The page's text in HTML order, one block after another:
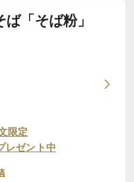
「そば粉」
限定
レゼント中